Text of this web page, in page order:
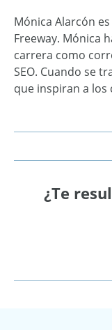
Mónica Alarcón
Freeway. Mónica
carrera como
SEO. Cuando se
que inspiran a
¿Te